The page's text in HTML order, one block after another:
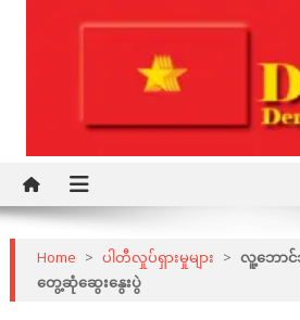
DPNS
Home > ပါတီလှုပ်ရှားမှုများ > လူ့ဘောင်
တွေ့ဆုံဆွေးနွေးပွဲ